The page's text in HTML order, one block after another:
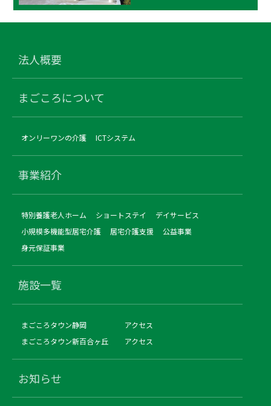
法人概要
まごころについて
オンリーワンの介護 ICTシステム
事業紹介
特別養護老人ホーム ショートステイ
デイサービス
小規模多機能型居宅介護
居宅介護支援
公益事業
身元保証事業
施設一覧
まごころタウン静岡
アクセス
まごころタウン新百合ヶ丘
アクセス
お知らせ